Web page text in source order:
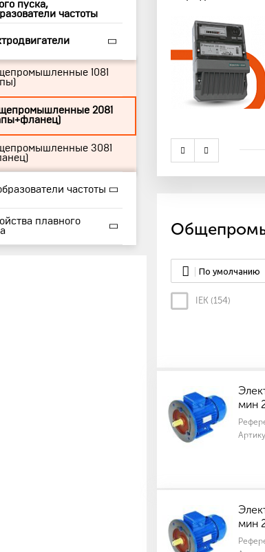
пуска,
частоты
1081
2081
3081
частоты
плавного
По умолчанию
IEK (154)
мин
мин